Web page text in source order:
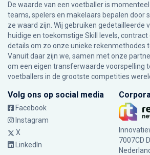
De waarde van een voetballer is
teams, spelers en makelaars bepalen door
ze waard zijn. Wij gebruiken gedetailleerde
huidige en toekomstige Skill levels,
details om zo onze unieke rekenmethodes
Vanuit daar zijn we, samen met onze
om een eigen transferwaarde voorspelling
voetballers in de grootste competities
Volg ons op social media
Facebook
Instagram
X
LinkedIn
7007CD